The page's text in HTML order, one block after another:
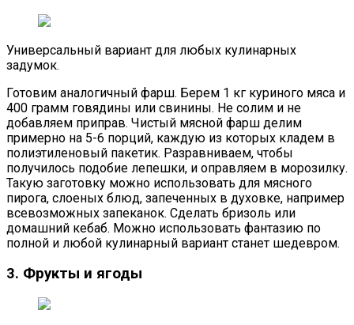
Универсальный вариант для любых кулинарных
задумок.
Готовим аналогичный фарш. Берем 1 кг куриного мяса и
400 грамм говядины или свинины. Не солим и не
добавляем приправ. Чистый мясной фарш делим
примерно на 5-6 порций, каждую из которых кладем в
полиэтиленовый пакетик. Разравниваем, чтобы
получилось подобие лепешки, и оправляем в морозилку.
Такую заготовку можно использовать для мясного
пирога, слоеных блюд, запеченных в духовке, например
всевозможных запеканок. Сделать бризоль или
домашний кебаб. Можно использовать фантазию по
полной и любой кулинарный вариант станет шедевром.
3. Фрукты и ягоды